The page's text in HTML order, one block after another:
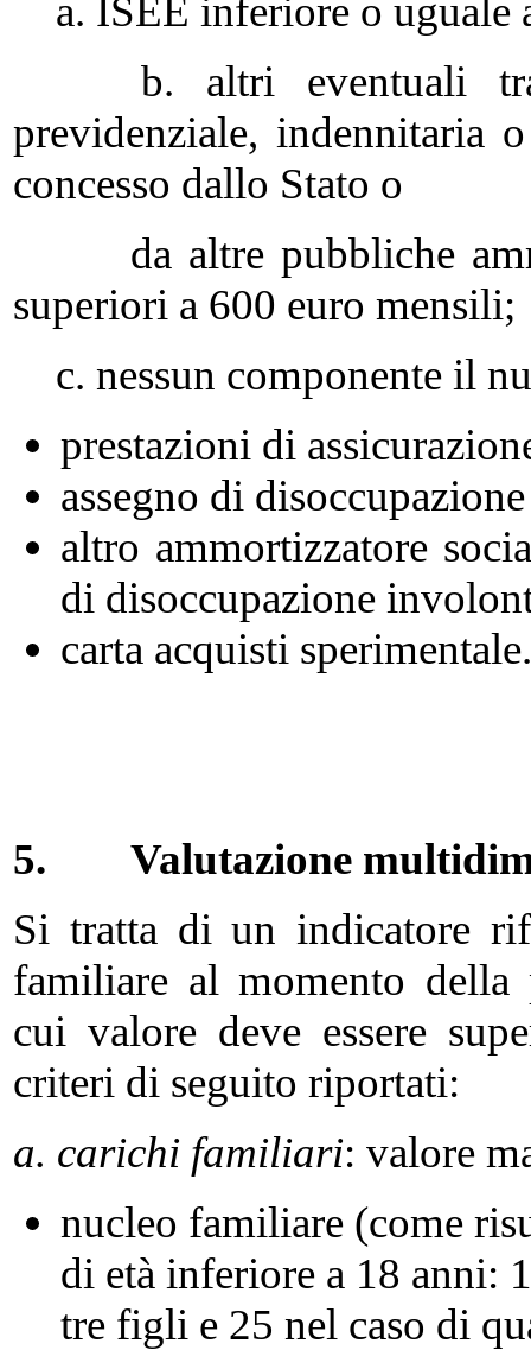
a. ISEE inferiore o uguale
b. altri eventuali
previdenziale, indennitaria
concesso dallo Stato o
da altre pubbliche
superiori a 600 euro mensili;
c. nessun componente il
prestazioni di
assegno di
altro ammortizzatore
di disoccupazione
carta acquisti sperimentale.
5. Valutazione
Si tratta di un indicatore
familiare al momento della
cui valore deve essere
criteri di seguito riportati:
a. carichi familiari: valore
nucleo familiare (come
di età inferiore a 18 anni:
tre figli e 25 nel caso di